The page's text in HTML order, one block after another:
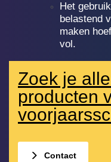
Het
belastend
maken
vol.
Zoek je
producten
Contact